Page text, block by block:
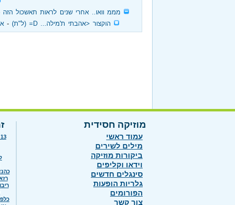
מממ וואו.. אחרי שנים לראות תאשכול הזה
הוקצור <אהבתי ת'מילה... D= (ל"ת) ‏ - ‏
מוזיקה חסידית
עמוד ראשי
מילים לשירים
ביקורות מוזיקה
וידאו וקליפים
סינגלים חדשים
גלריות הופעות
הפורומים
צור קשר
ריבו